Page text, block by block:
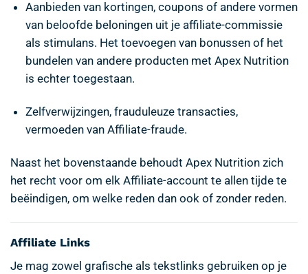
Aanbieden van kortingen, coupons of andere vormen
van beloofde beloningen uit je affiliate-commissie
als stimulans. Het toevoegen van bonussen of het
bundelen van andere producten met Apex Nutrition
is echter toegestaan.
Zelfverwijzingen, frauduleuze transacties,
vermoeden van Affiliate-fraude.
Naast het bovenstaande behoudt Apex Nutrition zich
het recht voor om elk Affiliate-account te allen tijde te
beëindigen, om welke reden dan ook of zonder reden.
Affiliate Links
Je mag zowel grafische als tekstlinks gebruiken op je